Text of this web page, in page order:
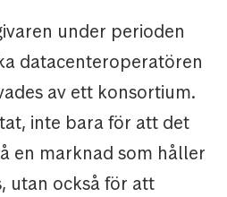
under perioden
datacenteroperatören
av ett konsortium.
inte bara för att det
en marknad som håller
utan också för att